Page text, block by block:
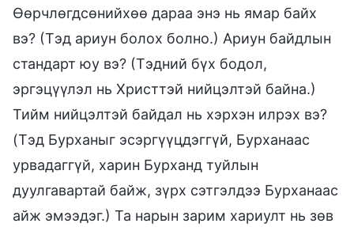
Өөрчлөгдсөнийхөө дараа энэ нь ямар байх
вэ? (Тэд ариун болох болно.) Ариун байдлын
стандарт юу вэ? (Тэдний бүх бодол,
эргэцүүлэл нь Христтэй нийцэлтэй байна.)
Тийм нийцэлтэй байдал нь хэрхэн илрэх вэ?
(Тэд Бурханыг эсэргүүцдэггүй, Бурханаас
урвадаггүй, харин Бурханд туйлын
дуулгавартай байж, зүрх сэтгэлдээ Бурханаас
айж эмээдэг.) Та нарын зарим хариулт нь зөв